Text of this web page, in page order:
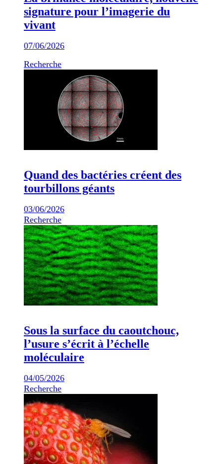
signature pour l’imagerie du
vivant
07/06/2026
Recherche
Quand des bactéries créent des
tourbillons géants
03/06/2026
Recherche
Sous la surface du caoutchouc,
l’usure s’écrit à l’échelle
moléculaire
04/05/2026
Recherche